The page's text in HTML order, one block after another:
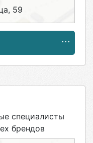
59
73
специалисты
брендов